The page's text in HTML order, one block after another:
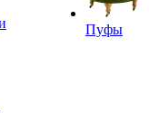
Пуфы